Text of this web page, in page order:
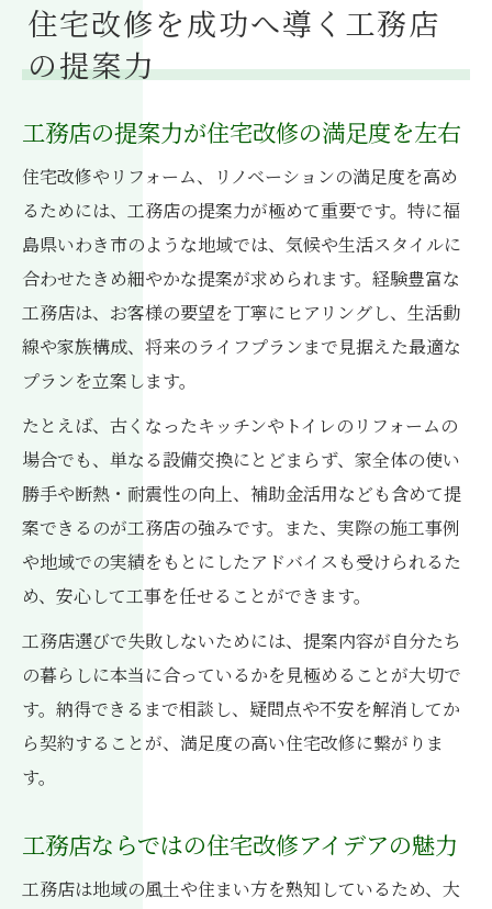
住宅改修を成功へ導く工務店
の提案力
工務店の提案力が住宅改修の満足度を左右
住宅改修やリフォーム、リノベーションの満足度を高め
るためには、工務店の提案力が極めて重要です。特に福
島県いわき市のような地域では、気候や生活スタイルに
合わせたきめ細やかな提案が求められます。経験豊富な
工務店は、お客様の要望を丁寧にヒアリングし、生活動
線や家族構成、将来のライフプランまで見据えた最適な
プランを立案します。
たとえば、古くなったキッチンやトイレのリフォームの
場合でも、単なる設備交換にとどまらず、家全体の使い
勝手や断熱・耐震性の向上、補助金活用なども含めて提
案できるのが工務店の強みです。また、実際の施工事例
や地域での実績をもとにしたアドバイスも受けられるた
め、安心して工事を任せることができます。
工務店選びで失敗しないためには、提案内容が自分たち
の暮らしに本当に合っているかを見極めることが大切で
す。納得できるまで相談し、疑問点や不安を解消してか
ら契約することが、満足度の高い住宅改修に繋がりま
す。
工務店ならではの住宅改修アイデアの魅力
工務店は地域の風土や住まい方を熟知しているため、大